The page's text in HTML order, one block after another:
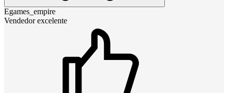
Egames_empire
Vendedor excelente